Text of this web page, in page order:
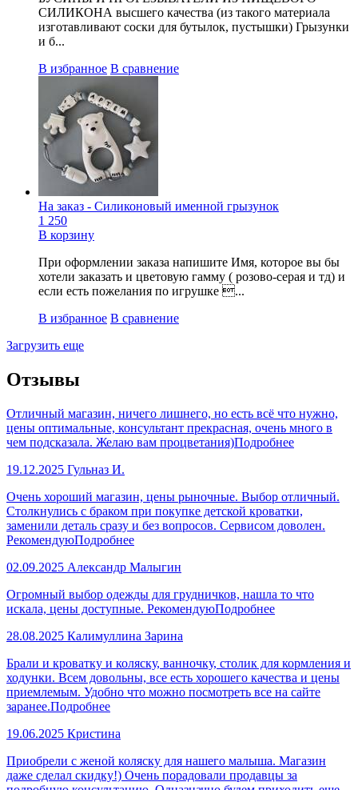
СИЛИКОНА высшего качества (из такого материала
изготавливают соски для бутылок, пустышки) Грызунки
и б...
В избранное В сравнение
На заказ - Силиконовый именной грызунок
1 250
В корзину
При оформлении заказа напишите Имя, которое вы бы
хотели заказать и цветовую гамму ( розово-серая и тд) и
если есть пожелания по игрушке ...
В избранное В сравнение
Загрузить еще
Отзывы
Отличный магазин, ничего лишнего, но есть всё что нужно,
цены оптимальные, консультант прекрасная, очень много в
чем подсказала. Желаю вам процветания)Подробнее
19.12.2025 Гульназ И.
Очень хороший магазин, цены рыночные. Выбор отличный.
Столкнулись с браком при покупке детской кроватки,
заменили деталь сразу и без вопросов. Сервисом доволен.
РекомендуюПодробнее
02.09.2025 Александр Малыгин
Огромный выбор одежды для грудничков, нашла то что
искала, цены доступные. РекомендуюПодробнее
28.08.2025 Калимуллина Зарина
Брали и кроватку и коляску, ванночку, столик для кормления и
ходунки. Всем довольны, все есть хорошего качества и цены
приемлемым. Удобно что можно посмотреть все на сайте
заранее.Подробнее
19.06.2025 Кристина
Приобрели с женой коляску для нашего малыша. Магазин
даже сделал скидку!) Очень порадовали продавцы за